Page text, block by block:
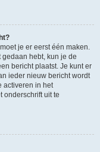
je er eerst één maken.
hebt, kun je de
bericht plaatst. Je kunt er
ieder nieuw bericht wordt
activeren in het
onderschrift uit te